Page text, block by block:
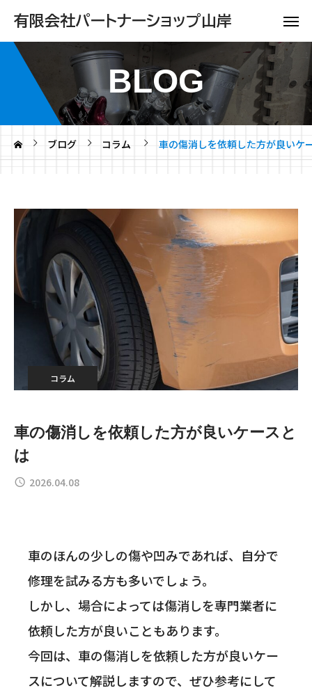
有限会社パートナーショップ山岸
BLOG
ブログ コラム 車の傷消しを依頼した方が良いケ
コラム
車の傷消しを依頼した方が良いケースと
は
2026.04.08
車のほんの少しの傷や凹みであれば、自分で
修理を試みる方も多いでしょう。
しかし、場合によっては傷消しを専門業者に
依頼した方が良いこともあります。
今回は、車の傷消しを依頼した方が良いケー
スについて解説しますので、ぜひ参考にして